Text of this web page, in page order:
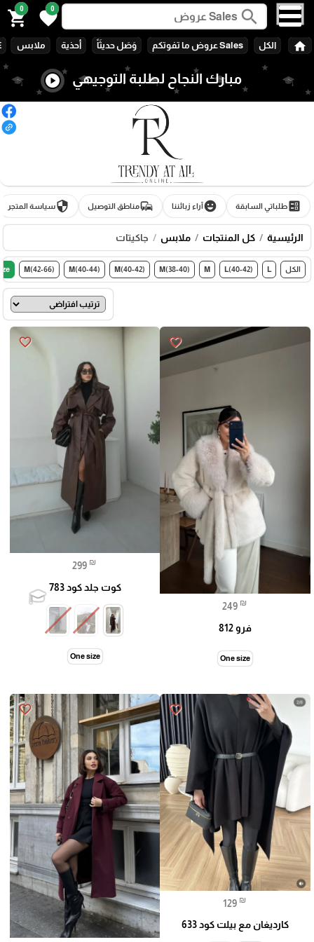
search
0
favorite
0
shopping_cart
home الكل Sales عروض ما تفوتكم وَصَل حديثَاً أحذية ملابس
مبارك النجاح لطلبة التوجيهي play_circle
ballotطلباتي السابقة emoji_emotionsآراء زبائننا commuteمناطق التوصيل securityسياسة المتجر
الرئيسية كل المنتجات ملابس جاكيتات
الكل L
L(40-42)
M
M(38-40)
M(40-42)
M(40-44)
M(42-66)
favorite_border
249 ₪
فرو 812
One size
favorite_border
299 ₪
كوت جلد كود 783
One size
favorite_border
129 ₪
كارديغان مع بيلت كود 633
favorite_border